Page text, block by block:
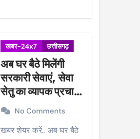
खबर-24x7 छत्तीसगढ़
अब घर बैठे मिलेंगी
सरकारी सेवाएं, सेवा
सेतु का व्यापक प्रचार-
प्रसार करने गांवों मे
होगी मुनादी
No Comments
खबर शेयर करें.. अब घर बैठे